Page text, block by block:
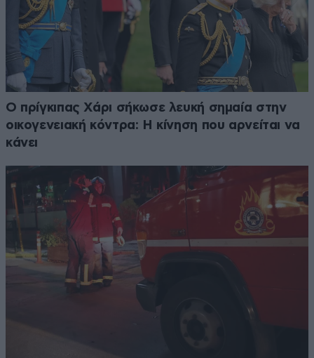
Ο πρίγκιπας Χάρι σήκωσε λευκή σημαία στην
οικογενειακή κόντρα: Η κίνηση που αρνείται να
κάνει